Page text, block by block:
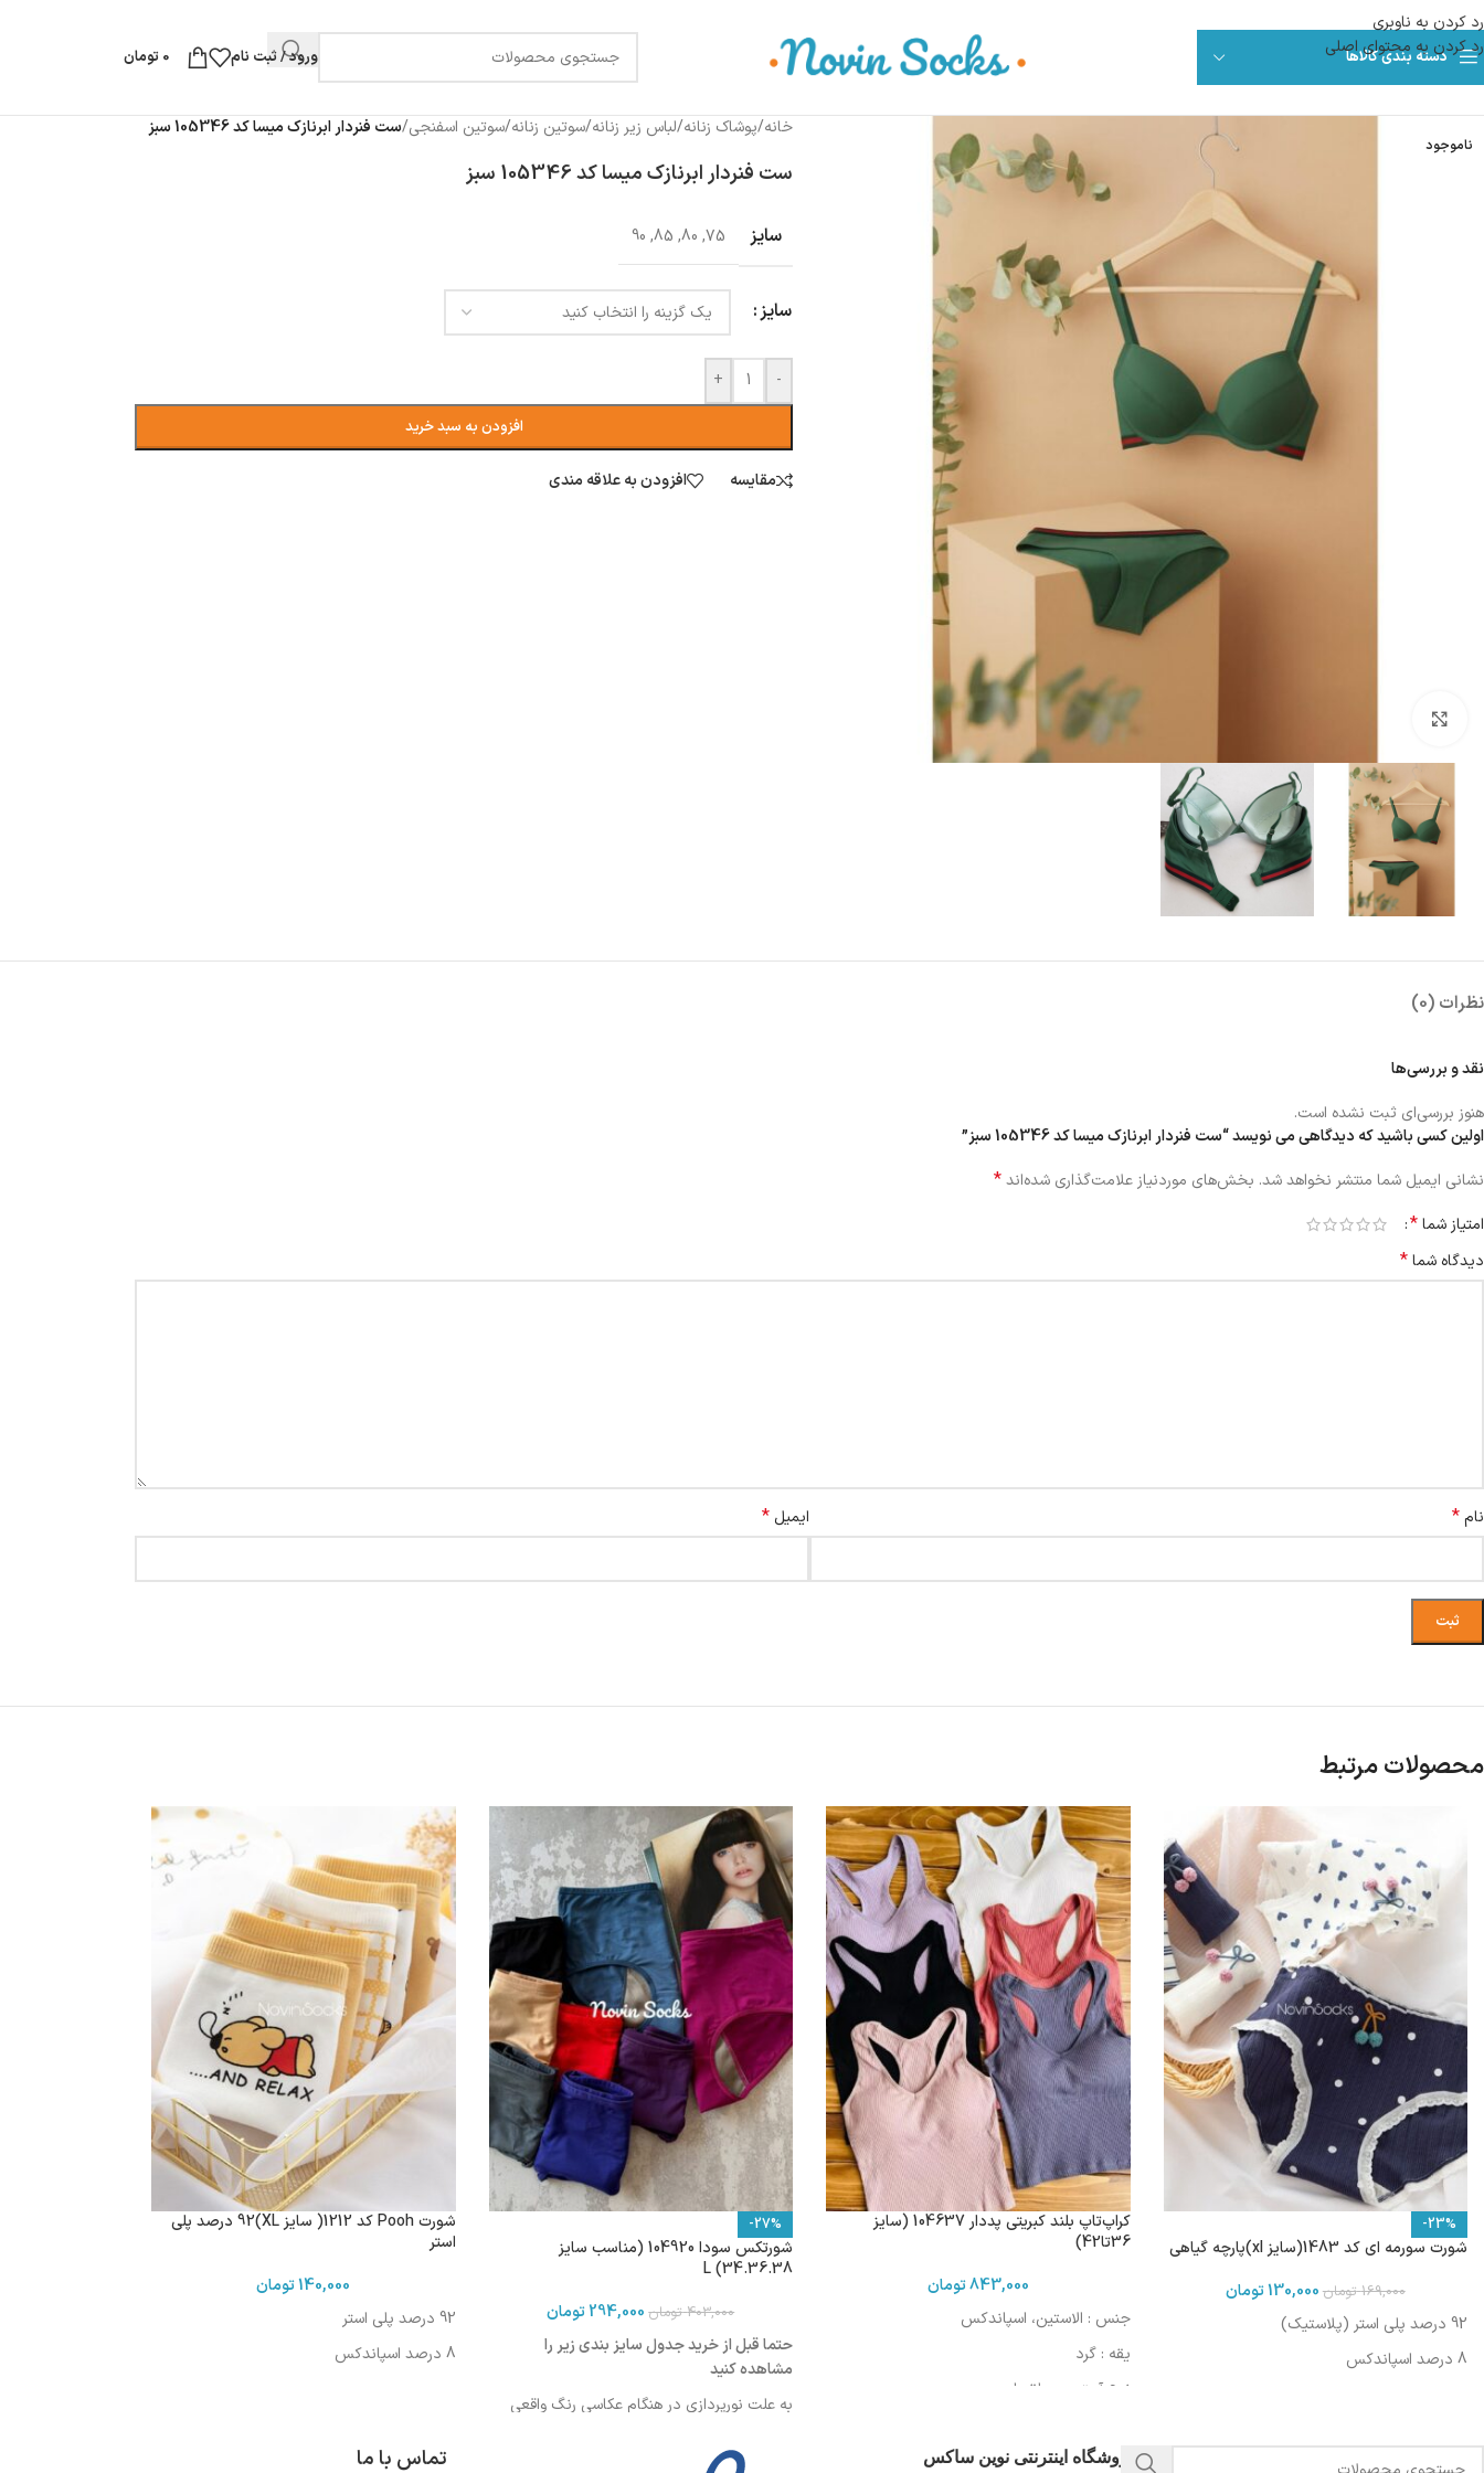
رد کردن به ناوبری
رد کردن به محتوای اصلی
دسته بندی کالاها ورود / ثبت نام 0 تومان
ناموجود
خانه/پوشاک زنانه/لباس زیر زنانه/سوتین زنانه/سوتین اسفنجی/ست فنردار ابرنازک میسا کد 105346 سبز
ست فنردار ابرنازک میسا کد 105346 سبز
سایز 75
,
80
,
85
,
90
سایز
-
+
افزودن به سبد خرید
مقایسه افزودن به علاقه مندی
نظرات (0)
نقد و بررسی‌ها
هنوز بررسی‌ای ثبت نشده است.
اولین کسی باشید که دیدگاهی می نویسد “ست فنردار ابرنازک میسا کد 105346 سبز”
نشانی ایمیل شما منتشر نخواهد شد. بخش‌های موردنیاز علامت‌گذاری شده‌اند*
امتیاز شما*
دیدگاه شما*
نام* ایمیل *
محصولات مرتبط
-23%
شورت سورمه ای کد 1483(سایز xl)پارچه گیاهی
169,000 تومان 130,000تومان
92 درصد پلی استر (پلاستیک)
8 درصد اسپاندکس
کراپ‌تاپ بلند کبریتی پددار 104637 (سایز
36تا42)
843,000تومان
جنس : الاستین، اسپاندکس
یقه : گرد
نوع آستین : حلقه ای
-27%
شورتکس سودا 104920 (مناسب سایز
34.36.38) L
403,000 تومان 294,000تومان
حتما قبل از خرید جدول سایز بندی زیر را
مشاهده کنید
به علت نورپردازی در هنگام عکاسی رنگ واقعی
شورت Pooh کد 1212( سایز XL)92 درصد پلی
استر
140,000تومان
92 درصد پلی استر
8 درصد اسپاندکس
فروشگاه اینترنتی نوین ساکس تماس با ما